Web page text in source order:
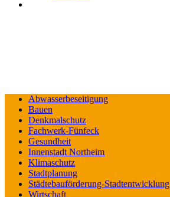
Abwasserbeseitigung
Bauen
Denkmalschutz
Fachwerk-Fünfeck
Gesundheit
Innenstadt Northeim
Klimaschutz
Stadtplanung
Städtebauförderung-Stadtentwicklung
Wirtschaft